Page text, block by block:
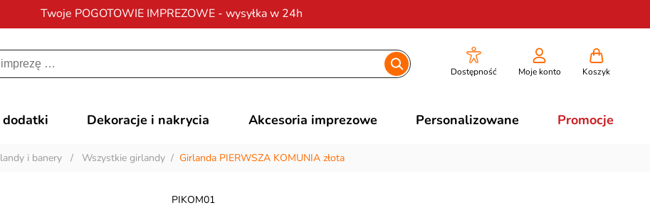
Twoje POGOTOWIE IMPREZOWE - wysyłka w 24h
Darmowa dostawana zamówienia od 200 zł
Dostępność Moje konto Koszyk
Dekoracje i nakrycia Akcesoria imprezowe Personalizowane Promocje
i banery / Wszystkie girlandy / Girlanda PIERWSZA KOMUNIA złota
PIKOM01